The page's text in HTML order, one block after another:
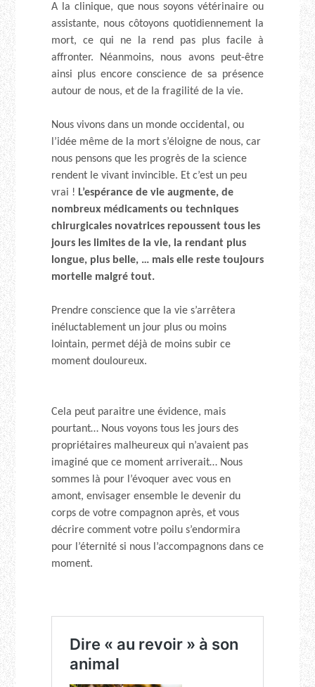
A la clinique, que nous soyons vétérinaire ou
assistante, nous côtoyons quotidiennement la
mort, ce qui ne la rend pas plus facile à
affronter. Néanmoins, nous avons peut-être
ainsi plus encore conscience de sa présence
autour de nous, et de la fragilité de la vie.
Nous vivons dans un monde occidental, ou
l’idée même de la mort s’éloigne de nous, car
nous pensons que les progrès de la science
rendent le vivant invincible. Et c’est un peu
vrai ! L’espérance de vie augmente, de
nombreux médicaments ou techniques
chirurgicales novatrices repoussent tous les
jours les limites de la vie, la rendant plus
longue, plus belle, … mais elle reste toujours
mortelle malgré tout.
Prendre conscience que la vie s’arrêtera
inéluctablement un jour plus ou moins
lointain, permet déjà de moins subir ce
moment douloureux.
Cela peut paraitre une évidence, mais
pourtant… Nous voyons tous les jours des
propriétaires malheureux qui n’avaient pas
imaginé que ce moment arriverait… Nous
sommes là pour l’évoquer avec vous en
amont, envisager ensemble le devenir du
corps de votre compagnon après, et vous
décrire comment votre poilu s’endormira
pour l’éternité si nous l’accompagnons dans ce
moment.